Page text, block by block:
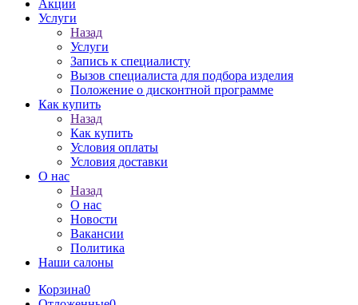
Акции
Услуги
Назад
Услуги
Запись к специалисту
Вызов специалиста для подбора изделия
Положение о дисконтной программе
Как купить
Назад
Как купить
Условия оплаты
Условия доставки
О нас
Назад
О нас
Новости
Вакансии
Политика
Наши салоны
Корзина0